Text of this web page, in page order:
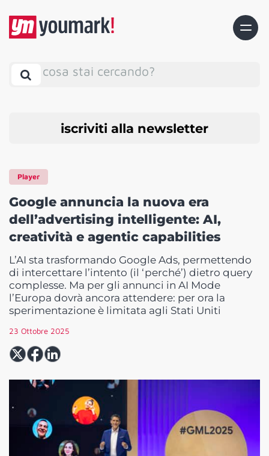
cosa stai cercando?
iscriviti alla newsletter
Player
Google annuncia la nuova era
dell’advertising intelligente: AI,
creatività e agentic capabilities
L’AI sta trasformando Google Ads, permettendo
di intercettare l’intento (il ‘perché’) dietro query
complesse. Ma per gli annunci in AI Mode
l’Europa dovrà ancora attendere: per ora la
sperimentazione è limitata agli Stati Uniti
23 Ottobre 2025